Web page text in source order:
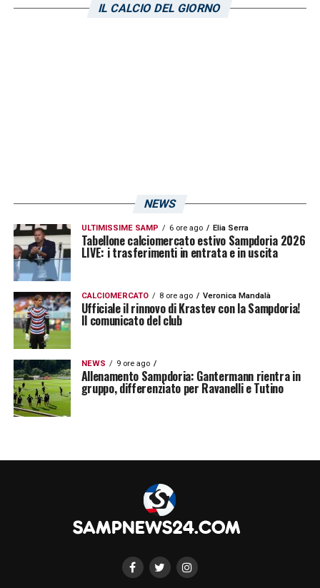
IL CALCIO DEL GIORNO
NEWS
ULTIMISSIME SAMP 6 ore ago Elia Serra
Tabellone calciomercato estivo Sampdoria 2026
LIVE: i trasferimenti in entrata e in uscita
CALCIOMERCATO 8 ore ago Veronica Mandalà
Ufficiale il rinnovo di Krastev con la Sampdoria!
Il comunicato del club
NEWS 9 ore ago
Allenamento Sampdoria: Gantermann rientra in
gruppo, differenziato per Ravanelli e Tutino